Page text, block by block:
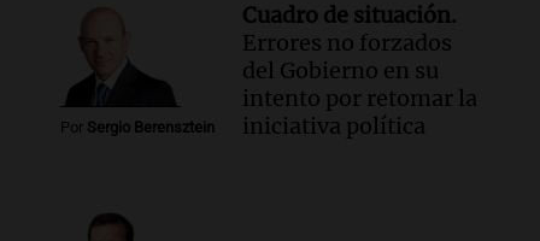
Por Sergio Berensztein
Cuadro de situación.
Errores no forzados
del Gobierno en su
intento por retomar la
iniciativa política